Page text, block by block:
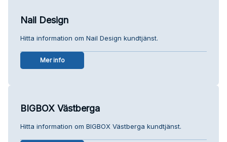
Nail Design
Hitta information om Nail Design kundtjänst.
Mer info
BIGBOX Västberga
Hitta information om BIGBOX Västberga kundtjänst.